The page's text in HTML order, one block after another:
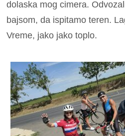
dolaska mog cimera.
bajsom, da ispitamo teren.
Vreme, jako jako toplo.